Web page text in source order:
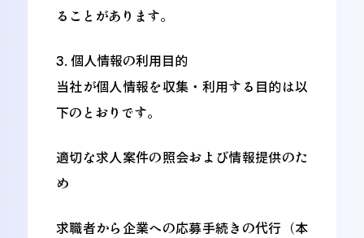
ることがあります。
3. 個人情報の利用目的
当社が個人情報を収集・利用する目的は以
下のとおりです。
適切な求人案件の照会および情報提供のた
め
求職者から企業への応募手続きの代行（本